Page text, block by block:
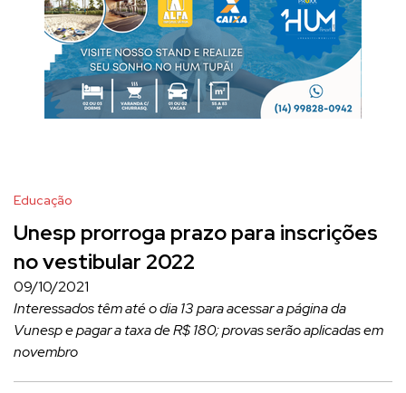
Educação
Unesp prorroga prazo para inscrições
no vestibular 2022
09/10/2021
Interessados têm até o dia 13 para acessar a página da
Vunesp e pagar a taxa de R$ 180; provas serão aplicadas em
novembro